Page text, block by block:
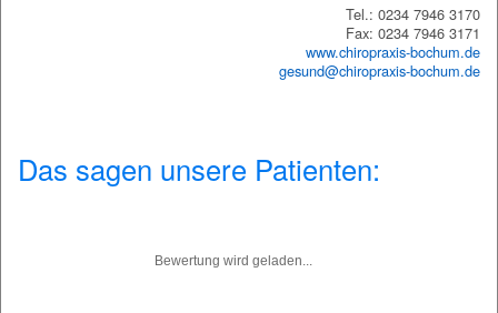
Tel.: 0234 7946 3170
Fax: 0234 7946 3171
www.chiropraxis-bochum.de
gesund@chiropraxis-bochum.de
Das sagen unsere Patienten:
Bewertung wird geladen...